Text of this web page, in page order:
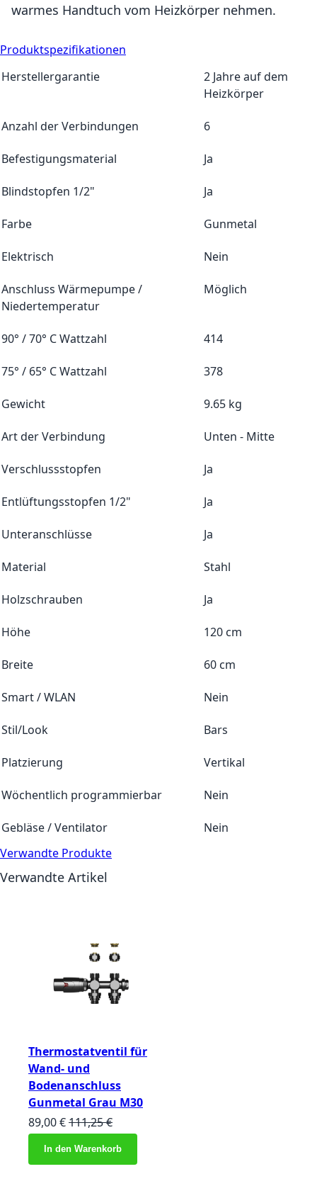
warmes Handtuch vom Heizkörper nehmen.
Produktspezifikationen
Herstellergarantie
2 Jahre auf dem
Heizkörper
Anzahl der Verbindungen 6
Befestigungsmaterial Ja
Blindstopfen 1/2" Ja
Farbe Gunmetal
Elektrisch Nein
Anschluss Wärmepumpe /
Niedertemperatur
Möglich
90° / 70° C Wattzahl 414
75° / 65° C Wattzahl 378
Gewicht 9.65 kg
Art der Verbindung Unten - Mitte
Verschlussstopfen Ja
Entlüftungsstopfen 1/2" Ja
Unteranschlüsse Ja
Material Stahl
Holzschrauben Ja
Höhe 120 cm
Breite 60 cm
Smart / WLAN Nein
Stil/Look Bars
Platzierung Vertikal
Wöchentlich programmierbar Nein
Gebläse / Ventilator
Nein
Verwandte Produkte
Verwandte Artikel
Thermostatventil für
Wand- und
Bodenanschluss
Gunmetal Grau M30
Sonderangebot
89,00 €Normalpreis
111,25 €
In den Warenkorb